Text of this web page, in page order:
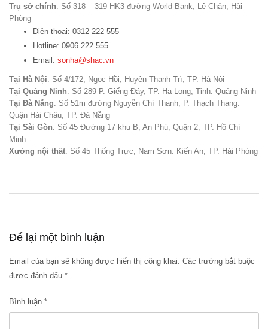
Trụ sở chính: Số 318 – 319 HK3 đường World Bank, Lê Chân, Hải
Phòng
Điện thoại: 0312 222 555
Hotline: 0906 222 555
Email: sonha@shac.vn
Tại Hà Nội: Số 4/172, Ngọc Hồi, Huyện Thanh Trì, TP. Hà Nội
Tại Quảng Ninh: Số 289 P. Giếng Đáy, TP. Hạ Long, Tỉnh. Quảng Ninh
Tại Đà Nẵng: Số 51m đường Nguyễn Chí Thanh, P. Thạch Thang.
Quận Hải Châu, TP. Đà Nẵng
Tại Sài Gòn: Số 45 Đường 17 khu B, An Phú, Quận 2, TP. Hồ Chí
Minh
Xưởng nội thất: Số 45 Thống Trực, Nam Sơn. Kiến An, TP. Hải Phòng
Để lại một bình luận
Email của bạn sẽ không được hiển thị công khai. Các trường bắt buộc
được đánh dấu *
Bình luận *